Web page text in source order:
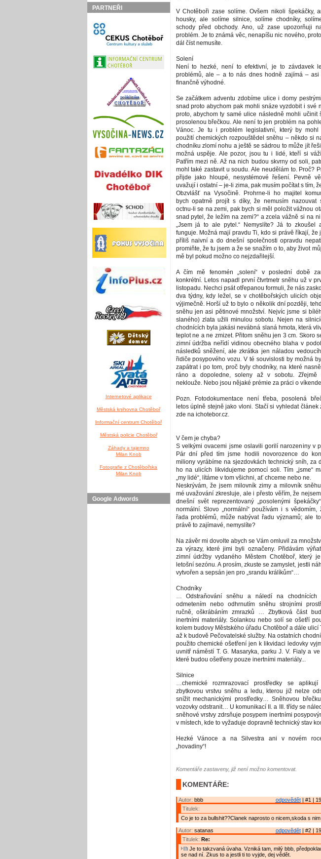
PARTNEŘI
Internetové aplikace
Městská knihovna Chotěboř
Informační centrum Chotěboř
Městská policie Chotěboř
Záhady a tajemno
Milan Knob
Fotografie z Chotěbořska
Milan Knob
Google Adwords
V Chotěboři zase solíme. Ovšem nikoli špekáčky,
housky, ale solíme silnice, solíme chodníky,
schody před obchody. Ano, už zase upozorňuji
problém. Je to známá věc, nenapíšu nic nového,
dál číst nemusíte.
Solení
Není to hezké, není to efektivní, je to závdavek
problémů, ale – a to nás dnes hodně zajímá –
finančně výhodné.
Se začátkem adventu zdobíme ulice i domy
snad proto abychom pak mohli snáze vyzdobit i své
proto, abychom ty samé ulice následně mohli učinit
prosolenou břečkou. Ale není to jen problém na
Vánoc. Je tu i problém legislativní, který by mohl
použití chemických rozpouštědel sněhu – někdo si
chodníku zlomí nohu a ještě se sádrou to může jít
možná uspěje. Ale pozor, jsou tu i lidé, kteří si
Patřím mezi ně. Až na nich budou skvrny od soli,
mohl také zastavit u soudu. Ale neudělám to. Proč?
přijde jako hloupé, nesystémové řešení. Pevně
uvažují i ostatní – je-li zima, pak musím počítat s tím,
Obzvlášť na Vysočině. Prohrne-li ho majitel
bych opatrně projít s díky, že nemusím nazouvat
octnu-li se na zemi, pak bych si měl položit vážnou
snad pytel, že ležím na zemi?“ a zcela vážně si na
„Jsem já to ale pytel.“ Nemyslíte? Já to zkoušel
funguje. Možná mají pravdu Ti, kdo si právě říkají, že
příliš naivní a do dnešní společnosti opravdu
promiňte, že tu jsem a že se snažím o to, aby život
mě byl pokud možno co nejzdařilejší.
A čím mě fenomén „solení“ v poslední době
konkrétní. Letos napadl první čtvrtmetr sněhu už v
listopadu. Nechci psát otřepanou formuli, že nás
dva týdny, kdy ležel, se v chotěbořských ulicích
výjimečně. Horší už to bylo o několik dní později,
sněhu jen asi pětinové množství. Nejvíc jsme si
slaného) zlata užili minulou sobotu. Nejen na
chodnících byla jakási nevábná slaná hmota, která
teplot ne a ne zmizet. Přitom sněhu jen 3 cm. Skoro
zimní údržba neřídí vidinou obecného blaha v
následků sněžení, ale zkrátka jen náladou
řidiče posypového vozu. V té souvislosti by možná
zapátrat i po tom, proč byly chodníky, na které
ráno a dopoledne, soleny až v sobotu.
neklouže. Nebo jsou nějaké prémie za práci o
Pozn. Fotodokumentace není třeba, posolená
letos úplně stejně jako vloni. Stačí si vyhledat článek
zde na ichotebor.cz.
V čem je chyba?
S velkými ovacemi jsme oslavili gorilí narozeniny v
Pár dní před tím jsme hodili novorozence do
miliony vyrábíme na sjezdovkách technický sníh, za
ho na ulicích likvidujeme pomocí soli. Tím „jsme“
„my lidé“, lítáme v tom všichni, ať chceme nebo ne.
Neskrývám, že jsem milovník zimy a milovník
mé uvažování zkresluje, ale i přesto věřím, že
dnešní svět reprezentovaný „posolenými
normální. Slovo „normální“ používám i s
řada problémů, může nabývat řadu významů; ale
právě to zajímavé, nemyslíte?
Na závěr mi dovolte abych se Vám omluvil za
za výrazy, které jimi byli označeny. Přidávám
zimní údržby vydaného Městem Chotěboř, který
letošní sezónu. A prosím, zkuste se zamyslet, jestli
vytvořen a sepsán jen pro „srandu králíkům“…
Chodníky
… Odstraňování sněhu a náledí na chodnících
odmetením nebo odhrnutím sněhu strojními
ručně, oškrábáním zmrazků … Zbytková část
inertními materiály. Solankou nebo solí se ošetří
kolem budovy Městského úřadu Chotěboř a dále ulicí
až k budově Pečovatelské služby. Na ostatních
použito chemické ošetření jen k likvidaci ledovky
uvnitř náměstí T. G. Masaryka, parku J. V. Fialy a ve
které budou ošetřeny pouze inertními materiály...
Silnice
…chemické rozmrazovací prostředky se
zbytkovou vrstvu sněhu a ledu, kterou již nelze
snížit mechanickými prostředky… Sněhovou
vozovky odstranit… U komunikací II. a III. třídy se
sněhové vrstvy zdrsňuje posypem inertními
v místech, kde to vyžaduje dopravně technický stav
Hezké Vánoce a na Silvestra ani v novém
„hovadiny“!
Komentáře zastaveny, již není možno komentovat.
KOMENTÁŘE:
odpovědět| #1 |
Autor: bbb
Titulek:
Co je to za bullshit??Clanek naprosto o nicem,skoda s nim
odpovědět| #2 |
Autor: satanas
Titulek: Re:
Je to takzvaná úvaha. Vzniká tam, milý bbb,
se nad ní. Zkus to a jestli ti to vyjde, dej vědět.